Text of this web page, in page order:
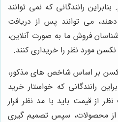
رانندگانی که نمی توانند
می توانند پس از دریافت
فروش ما به صورت آنلاین،
مورد نظر را خریداری کنند.
بر اساس شاخص های مذکور،
رانندگانی که خواستار خرید
از قیمت باید با مد نظر قرار
محصولات، سپس تصمیم گیری